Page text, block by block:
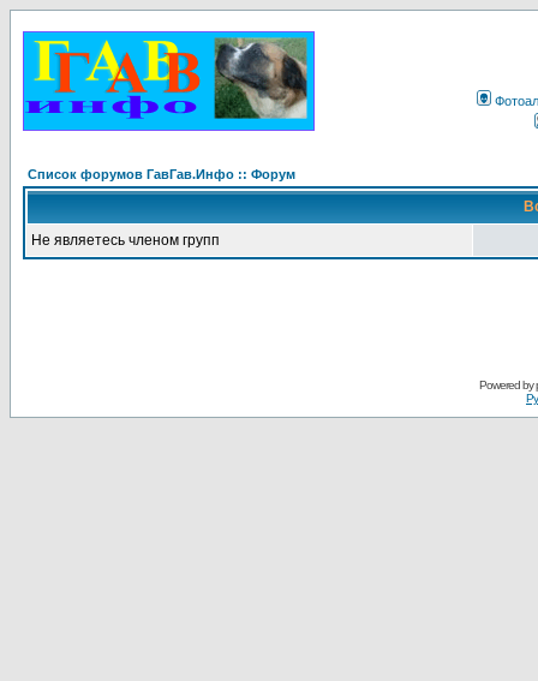
Список форумов ГавГав.Инфо :: Форум
Не являетесь членом групп
Powered by